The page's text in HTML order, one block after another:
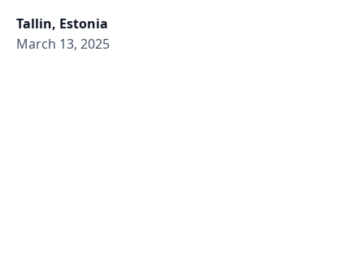
Tallin, Estonia
March 13, 2025